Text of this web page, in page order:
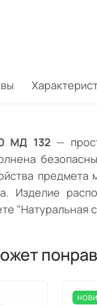
МД 132 —
предмета
Изделие